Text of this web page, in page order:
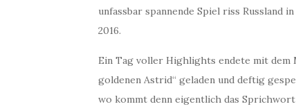
unfassbar spannende Spiel riss Russland
2016.
Ein Tag voller Highlights endete mit dem
goldenen Astrid“ geladen und deftig
wo kommt denn eigentlich das